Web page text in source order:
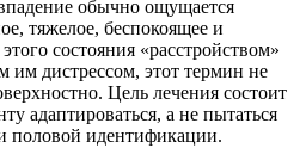
обычно ощущается
тяжелое, беспокоящее и
состояния «расстройством»
им дистрессом, этот термин не
Цель лечения состоит
адаптироваться, а не пытаться
половой идентификации.